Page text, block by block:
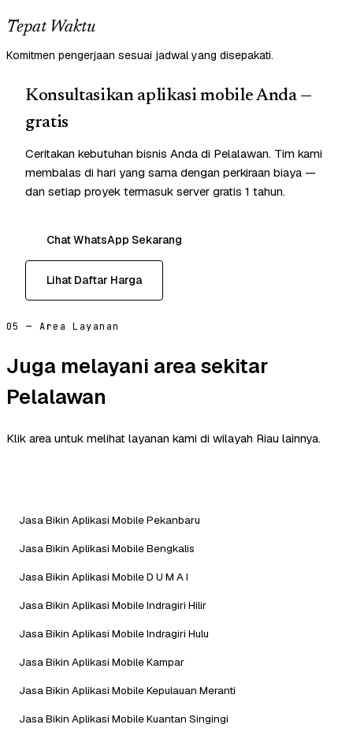
Tepat Waktu
Komitmen pengerjaan sesuai jadwal yang disepakati.
Konsultasikan aplikasi mobile Anda —
gratis
Ceritakan kebutuhan bisnis Anda di Pelalawan. Tim kami
membalas di hari yang sama dengan perkiraan biaya —
dan setiap proyek termasuk server gratis 1 tahun.
Chat WhatsApp Sekarang
Lihat Daftar Harga
05 — Area Layanan
Juga melayani area sekitar
Pelalawan
Klik area untuk melihat layanan kami di wilayah Riau lainnya.
Jasa Bikin Aplikasi Mobile Pekanbaru
Jasa Bikin Aplikasi Mobile Bengkalis
Jasa Bikin Aplikasi Mobile D U M A I
Jasa Bikin Aplikasi Mobile Indragiri Hilir
Jasa Bikin Aplikasi Mobile Indragiri Hulu
Jasa Bikin Aplikasi Mobile Kampar
Jasa Bikin Aplikasi Mobile Kepulauan Meranti
Jasa Bikin Aplikasi Mobile Kuantan Singingi